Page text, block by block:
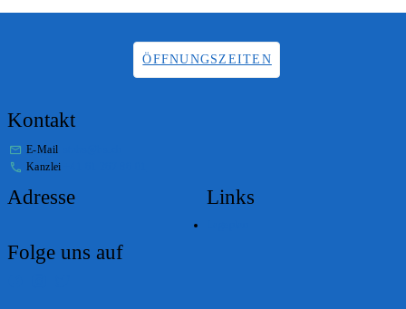
ÖFFNUNGSZEITEN
Kontakt
E-Mail
Kanzlei
Adresse Links
Folge uns auf